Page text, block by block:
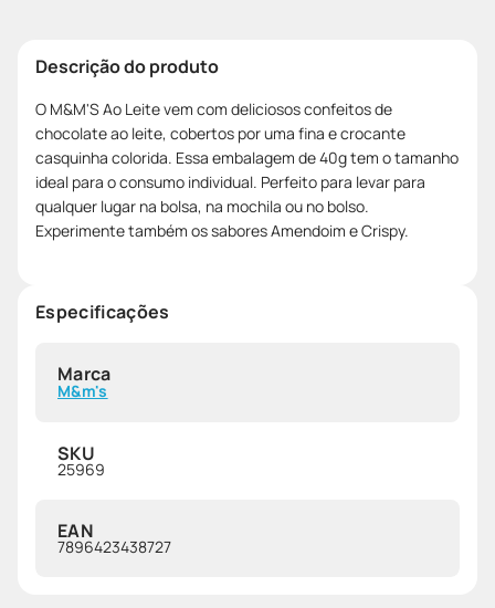
Descrição do produto
O M&M'S Ao Leite vem com deliciosos confeitos de
chocolate ao leite, cobertos por uma fina e crocante
casquinha colorida. Essa embalagem de 40g tem o tamanho
ideal para o consumo individual. Perfeito para levar para
qualquer lugar na bolsa, na mochila ou no bolso.
Experimente também os sabores Amendoim e Crispy.
Especificações
Marca
M&m's
SKU
25969
EAN
7896423438727